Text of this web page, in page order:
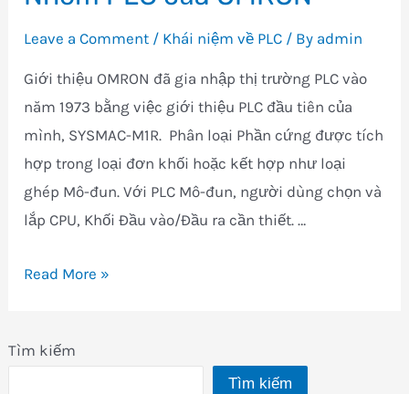
Tìm kiếm
Tìm kiếm
Leave a Comment / Khái niệm về PLC / By admin
Giới thiệu OMRON đã gia nhập thị trường PLC vào
năm 1973 bằng việc giới thiệu PLC đầu tiên của
mình, SYSMAC-M1R. Phân loại Phần cứng được tích
hợp trong loại đơn khối hoặc kết hợp như loại
ghép Mô-đun. Với PLC Mô-đun, người dùng chọn và
lắp CPU, Khối Đầu vào/Đầu ra cần thiết. …
Nhóm
OMRON
Read More »